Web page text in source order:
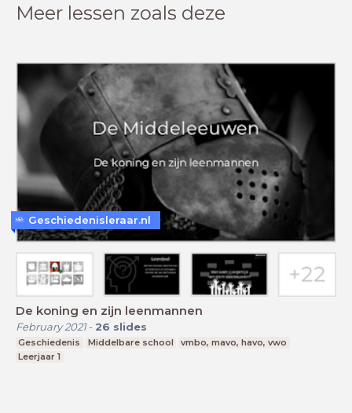
Meer lessen zoals deze
De koning en zijn leenmannen
February 2021- 26 slides
Geschiedenis Middelbare school
vmbo, mavo, havo, vwo
Leerjaar 1
Geschiedenisleraar.nl